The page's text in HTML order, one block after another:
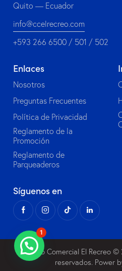
Quito — Ecuador
info@ccelrecreo.com
+593 266 6500 / 501 / 502
Enlaces
Nosotros
Preguntas Frecuentes
Política de Privacidad
Reglamento de la
Promoción
Reglamento de
Parqueaderos
Síguenos en
Centro Comercial El Recreo©
reservados. Power
1